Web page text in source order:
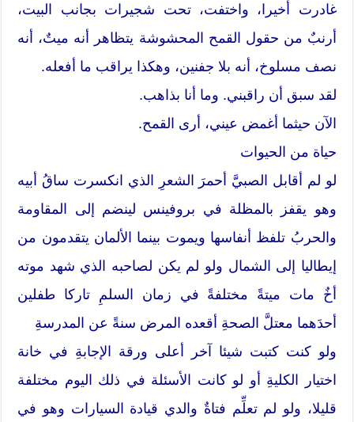
غادرت أخيرا، واختفت، تحت شجيرات بجانب البيت،
أرنبٌ من حقول القمح المحشوشة يتظاهر أنه ميتٌ، أنه
نصف مسلوخ، أنه بلا جفنين، وهكذا يراقب ما أفعله.
لقد سبق أن راقبني. وما أنا بذاهب.
الآن حيثما أغمض عيني، أرى القمح.
حياة من الحيوات
لو لم أقابل الصبيَّ أحمرَ الشعرِ الذي انكسرت ساقُ أبيه
وهو يقفز بالمظلة في بروفينس لينضم إلى المقاومة
والحربُ تلفظ أنفاسها ويموت بينما الألمان يتقدمون من
إيطاليا إلى الشمال ولو لم يكن لصاحبه الذي شهد موته
أخٌ مات ميتةً مختلفةً في زمان السلمِ تاركا طفلين
أحدَهما معتلَّ الصحةِ أقعده المرض سنةً عن المدرسةِ
ولو كنت كتبت شيئا آخر أعلى ورقة الإجابةِ في خانة
اختيار الكليةِ أو لو كانت الأسئلة في ذلك اليوم مختلفة
قليلا، ولو لم تعلِّم فتاةٌ والدي قيادة السيارات وهو في